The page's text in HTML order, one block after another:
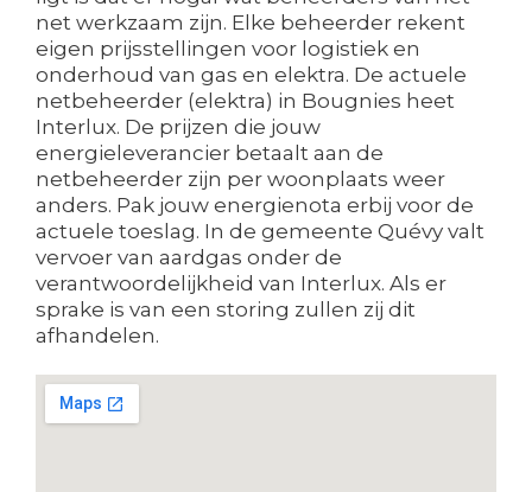
net werkzaam zijn. Elke beheerder rekent
eigen prijsstellingen voor logistiek en
onderhoud van gas en elektra. De actuele
netbeheerder (elektra) in Bougnies heet
Interlux. De prijzen die jouw
energieleverancier betaalt aan de
netbeheerder zijn per woonplaats weer
anders. Pak jouw energienota erbij voor de
actuele toeslag. In de gemeente Quévy valt
vervoer van aardgas onder de
verantwoordelijkheid van Interlux. Als er
sprake is van een storing zullen zij dit
afhandelen.